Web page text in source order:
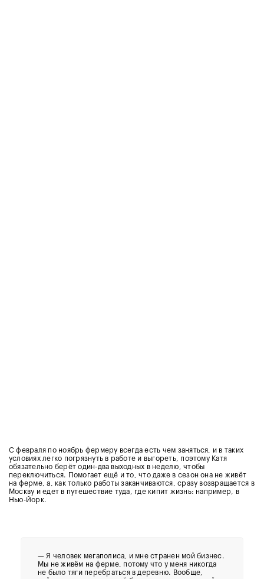
С февраля по ноябрь фермеру всегда есть чем заняться, и в таких
условиях легко погрязнуть в работе и выгореть, поэтому Катя
обязательно берёт один-два выходных в неделю, чтобы
переключиться. Помогает ещё и то, что даже в сезон она не живёт
на ферме, а, как только работы заканчиваются, сразу возвращается в
Москву и едет в путешествие туда, где кипит жизнь: например, в
Нью-Йорк.
— Я человек мегаполиса, и мне странен мой бизнес.
Мы не живём на ферме, потому что у меня никогда
не было тяги перебраться в деревню. Вообще,